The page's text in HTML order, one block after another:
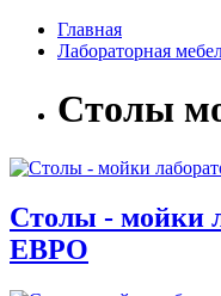
Главная
Лабораторная
Столы
Столы - мойки
ЕВРО